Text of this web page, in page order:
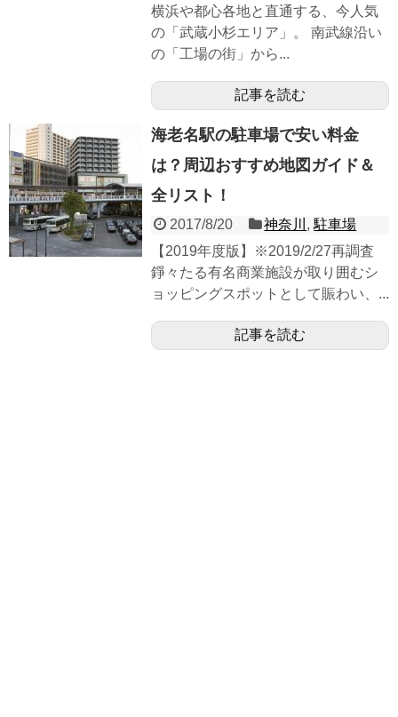
横浜や都心各地と直通する、今人気
の「武蔵小杉エリア」。 南武線沿い
の「工場の街」から...
記事を読む
海老名駅の駐車場で安い料金
は？周辺おすすめ地図ガイド＆
全リスト！
2017/8/20 神奈川 ,駐車場
【2019年度版】※2019/2/27再調査
錚々たる有名商業施設が取り囲むシ
ョッピングスポットとして賑わい、...
記事を読む